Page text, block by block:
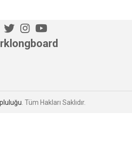
. Tüm Hakları Saklıdır.